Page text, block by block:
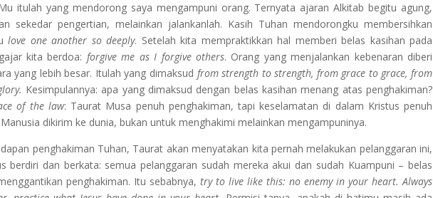
itulah yang mendorong saya mengampuni orang. Ternyata ajaran Alkitab begitu agung,
sekedar pengertian, melainkan jalankanlah. Kasih Tuhan mendorongku membersihkan
love one another so deeply. Setelah kita mempraktikkan hal memberi belas kasihan pada
kita berdoa: forgive me as I forgive others. Orang yang menjalankan kebenaran diberi
yang lebih besar. Itulah yang dimaksud from strength to strength, from grace to grace, from
Kesimpulannya: apa yang dimaksud dengan belas kasihan menang atas penghakiman?
of the law: Taurat Musa penuh penghakiman, tapi keselamatan di dalam Kristus penuh
dikirim ke dunia, bukan untuk menghakimi melainkan mengampuninya.
penghakiman Tuhan, Taurat akan menyatakan kita pernah melakukan pelanggaran ini,
berdiri dan berkata: semua pelanggaran sudah mereka akui dan sudah Kuampuni – belas
penghakiman. Itu sebabnya,try to live like this: no enemy in your heart. Always